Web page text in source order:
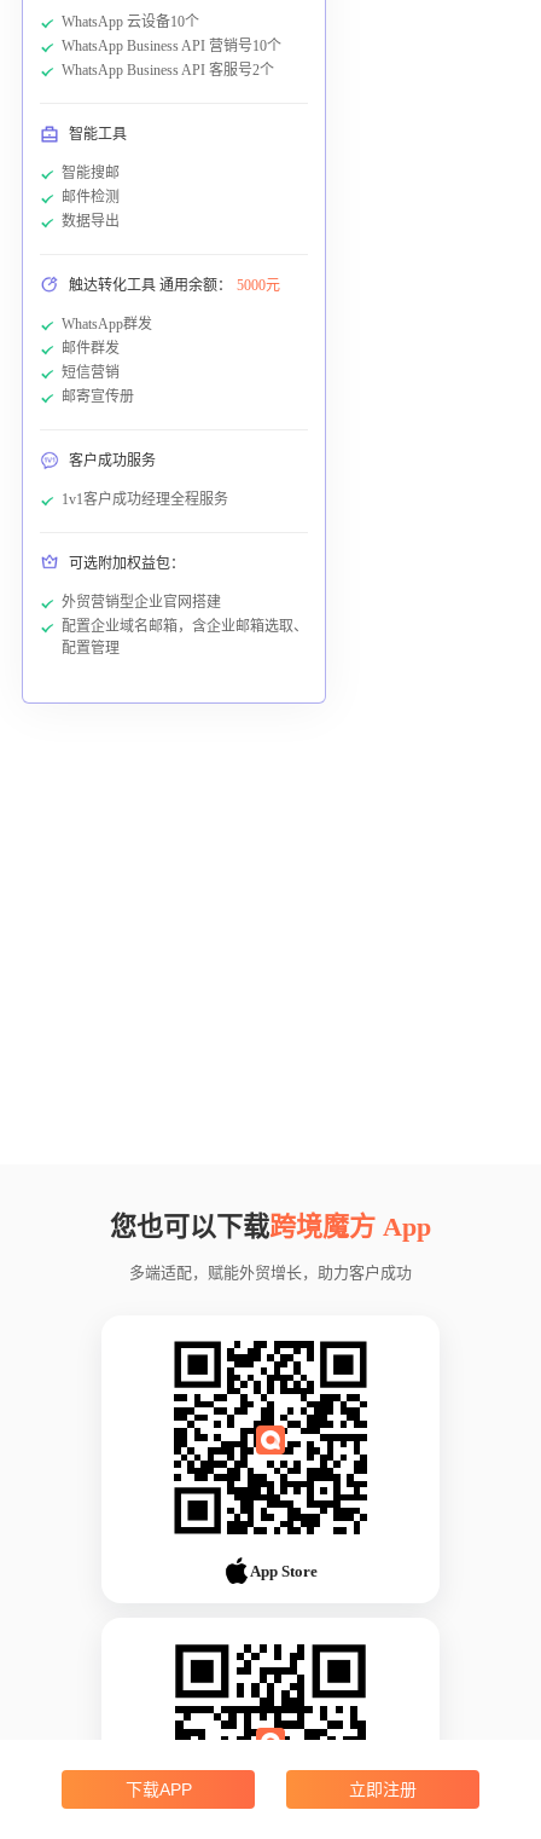
WhatsApp 云设备10个
WhatsApp Business API 营销号10个
WhatsApp Business API 客服号2个
智能工具
智能搜邮
邮件检测
数据导出
触达转化工具 通用余额： 5000元
WhatsApp群发
邮件群发
短信营销
邮寄宣传册
客户成功服务
1v1客户成功经理全程服务
可选附加权益包：
外贸营销型企业官网搭建
配置企业域名邮箱，含企业邮箱选取、
配置管理
您也可以下载跨境魔方 App
多端适配，赋能外贸增长，助力客户成功
App Store
下载APP 立即注册